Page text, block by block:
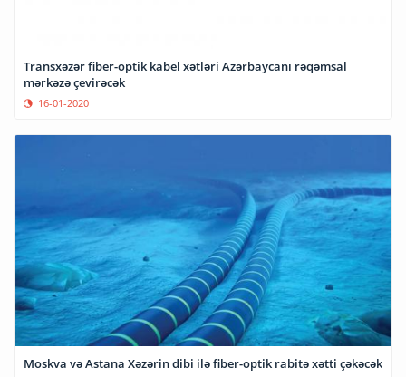
Transxəzər fiber-optik kabel xətləri Azərbaycanı rəqəmsal
mərkəzə çevirəcək
16-01-2020
Moskva və Astana Xəzərin dibi ilə fiber-optik rabitə xətti çəkəcək